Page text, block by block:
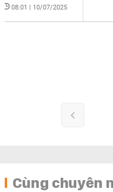
08:01 | 10/07/2025
Cùng chuyên